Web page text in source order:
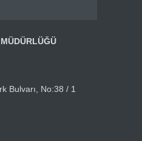
Bulvarı, No:38 / 1